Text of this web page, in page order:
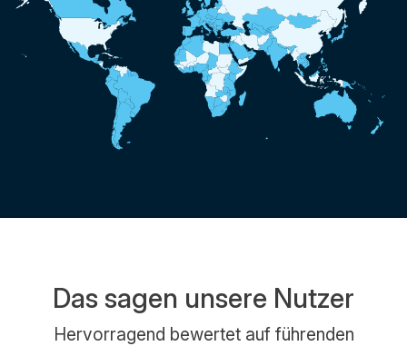
Das sagen unsere Nutzer
Hervorragend bewertet auf führenden